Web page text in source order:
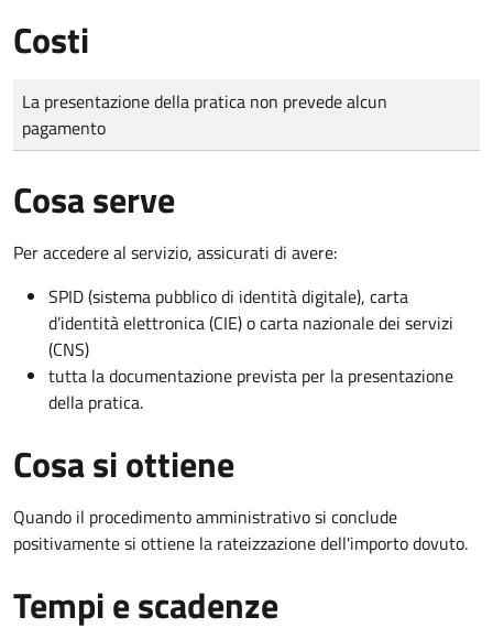
Costi
Tipo di pagamento
Importo
La presentazione della pratica non prevede alcun
pagamento
Cosa serve
Per accedere al servizio, assicurati di avere:
SPID (sistema pubblico di identità digitale), carta
d’identità elettronica (CIE) o carta nazionale dei servizi
(CNS)
tutta la documentazione prevista per la presentazione
della pratica.
Cosa si ottiene
Quando il procedimento amministrativo si conclude
positivamente si ottiene la rateizzazione dell'importo dovuto.
Tempi e scadenze